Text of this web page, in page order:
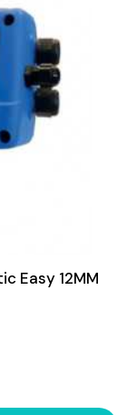
Easy 12MM